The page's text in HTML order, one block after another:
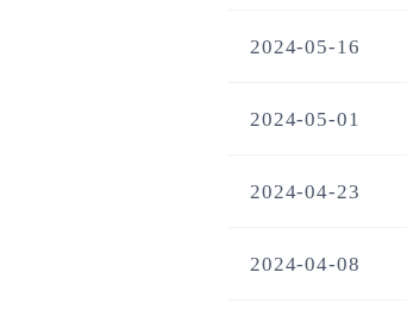
2024-05-16
2024-05-01
2024-04-23
2024-04-08